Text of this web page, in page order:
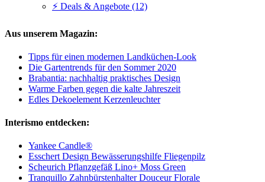
⚡ Deals & Angebote (12)
Aus unserem Magazin:
Tipps für einen modernen Landküchen-Look
Die Gartentrends für den Sommer 2020
Brabantia: nachhaltig praktisches Design
Warme Farben gegen die kalte Jahreszeit
Edles Dekoelement Kerzenleuchter
Interismo entdecken:
Yankee Candle®
Esschert Design Bewässerungshilfe Fliegenpilz
Scheurich Pflanzgefäß Lino+ Moss Green
Tranquillo Zahnbürstenhalter Douceur Florale